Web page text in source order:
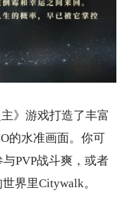
》游戏打造了丰富
的水准画面。你可
PVP战斗爽，或者
界里Citywalk。